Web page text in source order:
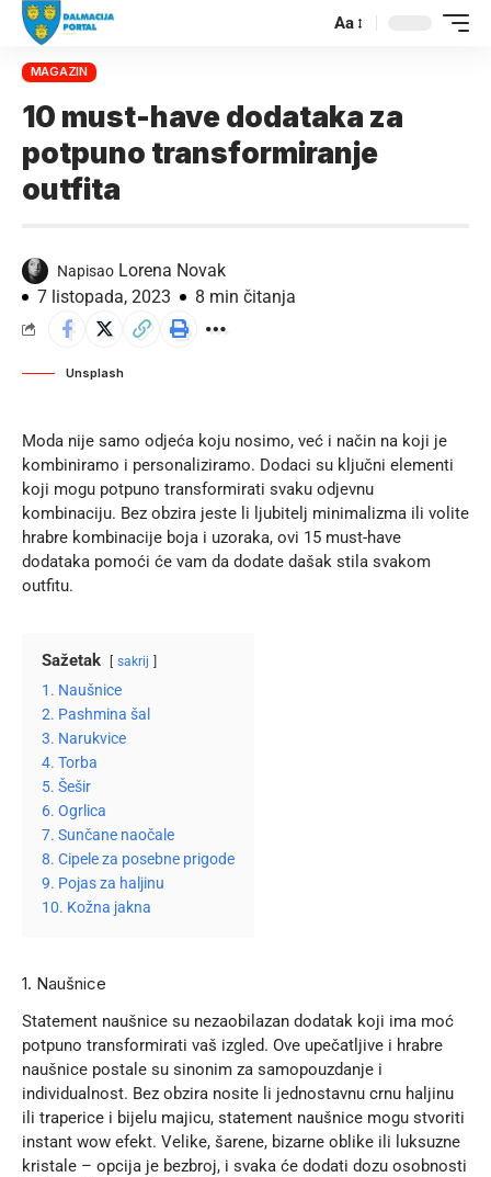
Aa
MAGAZIN
10 must-have dodataka za
potpuno transformiranje
outfita
Napisao Lorena Novak
7 listopada, 2023
8 min čitanja
Unsplash
Moda nije samo odjeća koju nosimo, već i način na koji je
kombiniramo i personaliziramo. Dodaci su ključni elementi
koji mogu potpuno transformirati svaku odjevnu
kombinaciju. Bez obzira jeste li ljubitelj minimalizma ili volite
hrabre kombinacije boja i uzoraka, ovi 15 must-have
dodataka pomoći će vam da dodate dašak stila svakom
outfitu.
Sažetak sakrij
1. Naušnice
2. Pashmina šal
3. Narukvice
4. Torba
5. Šešir
6. Ogrlica
7. Sunčane naočale
8. Cipele za posebne prigode
9. Pojas za haljinu
10. Kožna jakna
1. Naušnice
Statement naušnice su nezaobilazan dodatak koji ima moć
potpuno transformirati vaš izgled. Ove upečatljive i hrabre
naušnice postale su sinonim za samopouzdanje i
individualnost. Bez obzira nosite li jednostavnu crnu haljinu
ili traperice i bijelu majicu, statement naušnice mogu stvoriti
instant wow efekt. Velike, šarene, bizarne oblike ili luksuzne
kristale – opcija je bezbroj, i svaka će dodati dozu osobnosti